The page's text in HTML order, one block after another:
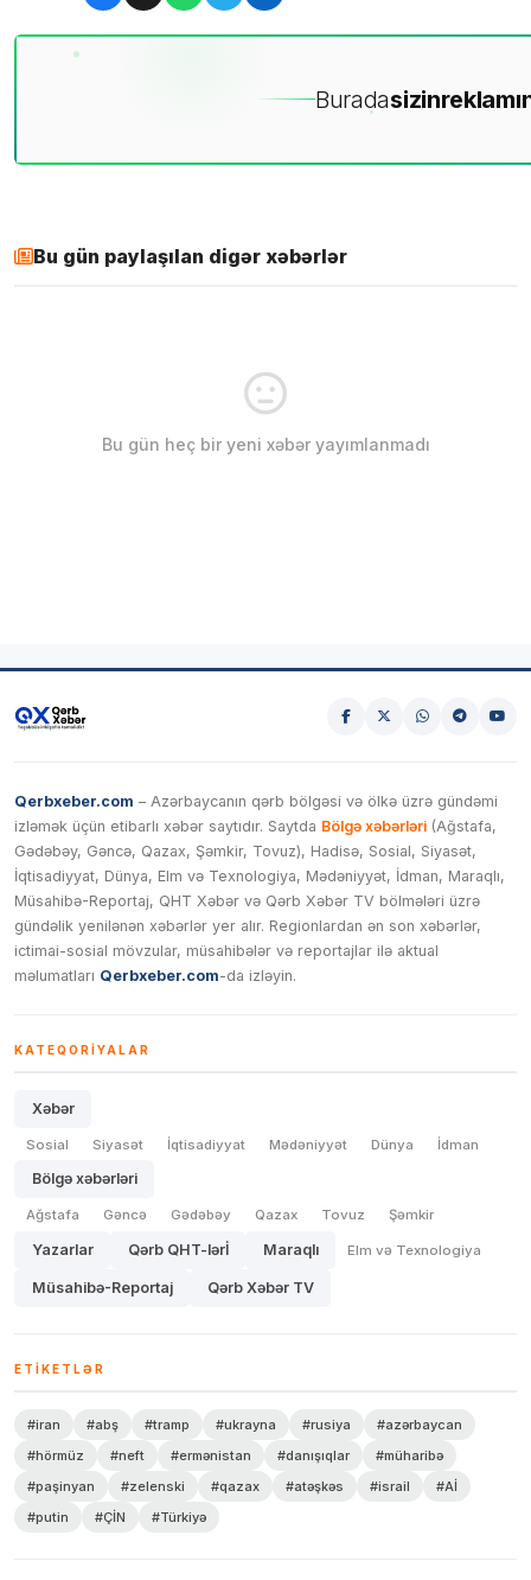
Buradasizin
Bu gün paylaşılan digər xəbərlər
Bu gün heç bir yeni xəbər yayımlanmadı
Qerbxeber.com – Azərbaycanın qərb bölgəsi və ölkə üzrə gündəmi
izləmək üçün etibarlı xəbər saytıdır. Saytda Bölgə xəbərləri (Ağstafa,
Gədəbəy, Gəncə, Qazax, Şəmkir, Tovuz), Hadisə, Sosial, Siyasət,
İqtisadiyyat, Dünya, Elm və Texnologiya, Mədəniyyət, İdman, Maraqlı,
Müsahibə-Reportaj, QHT Xəbər və Qərb Xəbər TV bölmələri üzrə
gündəlik yenilənən xəbərlər yer alır. Regionlardan ən son xəbərlər,
ictimai-sosial mövzular, müsahibələr və reportajlar ilə aktual
məlumatları Qerbxeber.com-da izləyin.
KATEQORIYALAR
Xəbər
Sosial Siyasət İqtisadiyyat Mədəniyyət Dünya İdman
Bölgə xəbərləri
Ağstafa Gəncə Gədəbəy Qazax Tovuz Şəmkir
Yazarlar Qərb QHT-lərİ Maraqlı Elm və Texnologiya
Müsahibə-Reportaj Qərb Xəbər TV
ETIKETLƏR
#iran #abş #tramp #ukrayna #rusiya
#azərbaycan
#hörmüz
#neft #ermənistan #danışıqlar
#müharibə
#paşinyan
#zelenski #qazax #atəşkəs #israil
#Aİ
#putin
#ÇİN #Türkiyə